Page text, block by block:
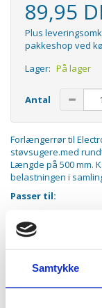
Samtykke
89,95
Plus
pakkeshop ved
Lager: På lager
Antal
Forlængerrør til
støvsugere.med
Længde på 500 mm.
belastningen i
Passer til:
AEG - Vampyr
AEG -
AEG -
AEG -